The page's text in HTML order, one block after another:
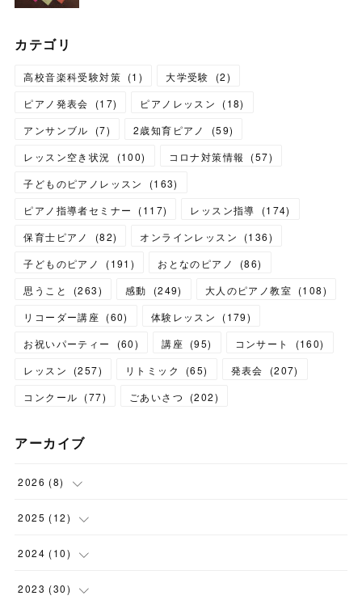
カテゴリ
高校音楽科受験対策 (1 ) 大学受験 (2)
ピアノ発表会
(17) ピアノレッスン (18)
アンサンブル
(7) 2歳知育ピアノ (59)
レッスン空き状況
(100) コロナ対策情報 (57)
子どものピアノレッスン
(163)
ピアノ指導者セミナー
(117) レッスン指導 (174)
保育士ピアノ
(82) オンラインレッスン (136)
子どものピアノ
(191 ) おとなのピアノ (86)
思うこと
(263) 感動 (249) 大人のピアノ教室 (108)
リコーダー講座 (60) 体験レッスン (179)
お祝いパーティー
(60) 講座 (95) コンサート (160)
レッスン
(257) リトミック (65) 発表会 (207)
コンクール (77) ごあいさつ (202)
アーカイブ
2026 (8)
(1)
(3)
(1)
2025 (12)
(1)
(1)
2024 (10)
(1)
2023 (30)